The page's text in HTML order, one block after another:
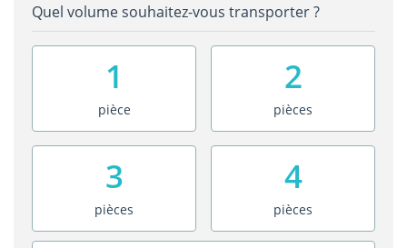
Quel volume souhaitez-vous transporter ?
1
pièce
2
pièces
3
pièces
4
pièces